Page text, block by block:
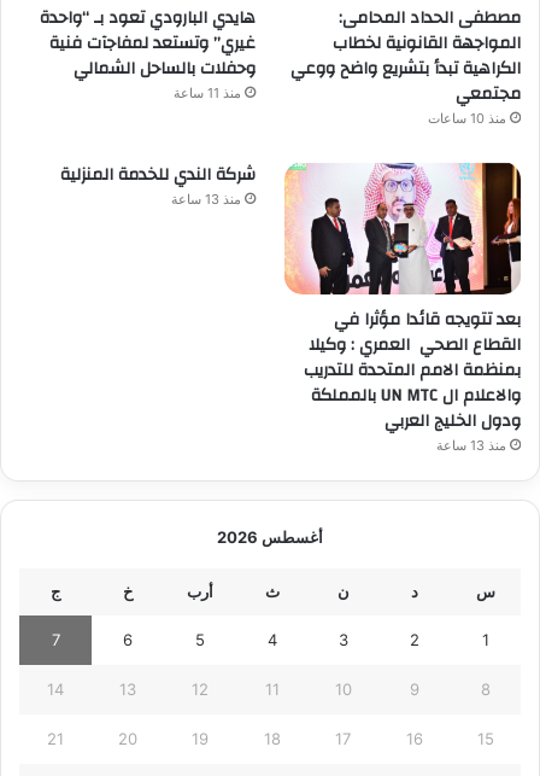
مصطفى الحداد المحامى:
المواجهة القانونية لخطاب
الكراهية تبدأ بتشريع واضح ووعي
مجتمعي
منذ 10 ساعات
هايدي البارودي تعود بـ “واحدة
غيري” وتستعد لمفاجآت فنية
وحفلات بالساحل الشمالي
منذ 11 ساعة
بعد تتويجه قائدا مؤثرا في
القطاع الصحي العمري : وكيلا
بمنظمة الامم المتحدة للتدريب
والاعلام ال UN MTC بالمملكة
ودول الخليج العربي
منذ 13 ساعة
شركة الندي للخدمة المنزلية
منذ 13 ساعة
أغسطس 2026
س د ن ث أرب خ ج
1
2
3
4
5
6
7
8
9
10
11
12
13
14
15
16
17
18
19
20
21